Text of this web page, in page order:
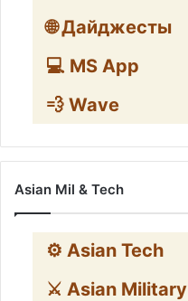
🌐 Дайджесты
💻 MS App
💨 Wave
Asian Mil & Tech
⚙️ Asian Tech
⚔️ Asian Military